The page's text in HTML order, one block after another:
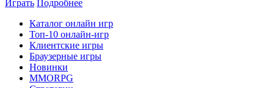
Играть Подробнее
Каталог онлайн игр
Топ-10 онлайн-игр
Клиентские игры
Браузерные игры
Новинки
MMORPG